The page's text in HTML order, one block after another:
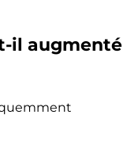
il augmenté